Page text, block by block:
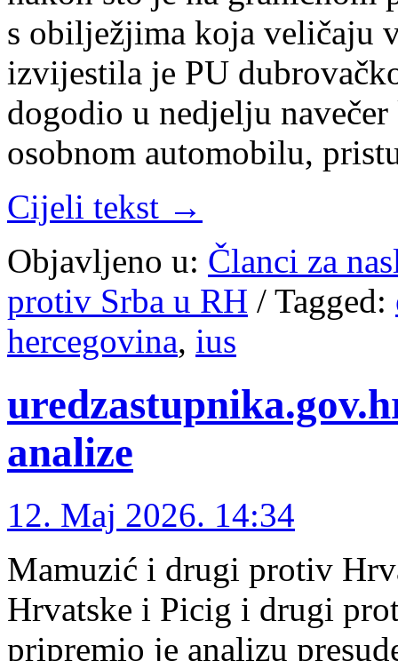
s obilježjima koja veličaju
izvijestila je PU
dogodio u nedjelju
osobnom automobilu,
Cijeli tekst →
Objavljeno u: Članci za
protiv Srba u RH / Tagged:
hercegovina, ius
analize
12. Maj 2026. 14:34
Mamuzić i drugi protiv
Hrvatske i Picig i drugi
pripremio je analizu